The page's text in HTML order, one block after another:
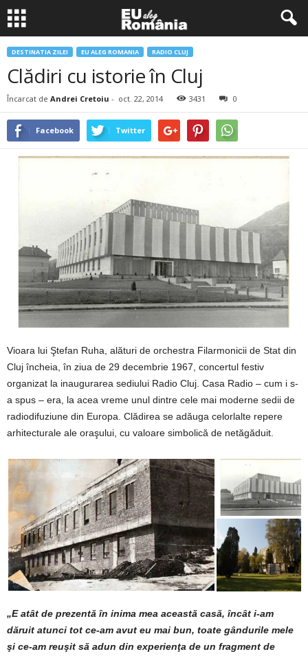
DESTINATIA ZILEI EU ALEG ROMANIA RADIO CLUJ
Clădiri cu istorie în Cluj
Încarcat de Andrei Cretoiu - oct. 22, 2014 3431 0
Facebook Twitter
Vioara lui Ştefan Ruha, alături de orchestra Filarmonicii de Stat din
Cluj încheia, în ziua de 29 decembrie 1967, concertul festiv
organizat la inaugurarea sediului Radio Cluj. Casa Radio – cum i s-
a spus – era, la acea vreme unul dintre cele mai moderne sedii de
radiodifuziune din Europa. Clădirea se adăuga celorlalte repere
arhitecturale ale oraşului, cu valoare simbolică de netăgăduit.
„E atât de prezentă în inima mea această casă, încât i-am
dăruit atunci tot ce-am avut eu mai bun, toate gândurile mele
şi ce-am reuşit să adun din experienţa de un fragment de